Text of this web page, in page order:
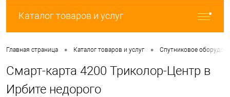
Каталог товаров и услуг
Главная страница • Каталог товаров и услуг • Спутниковое
Смарт-карта 4200 Триколор-Центр в
Ирбите недорого